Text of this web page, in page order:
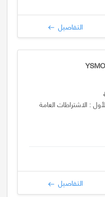
التفاصيل
: الاشتراطات العامة
التفاصيل